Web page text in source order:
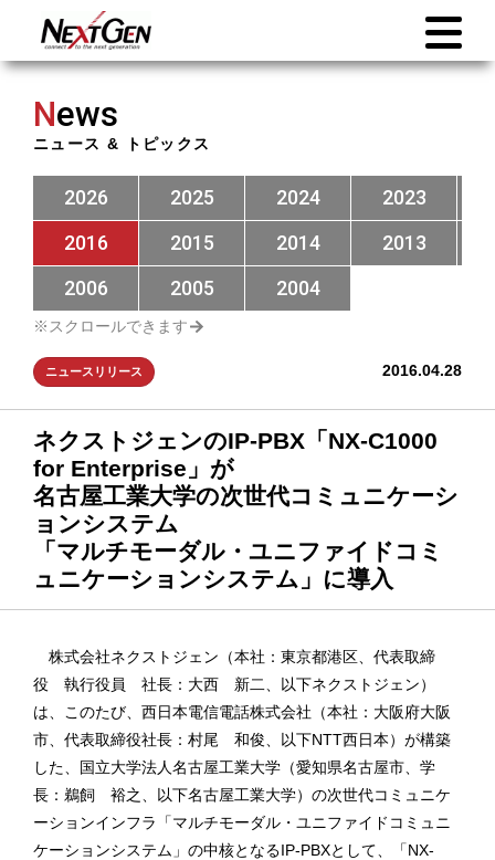
News
ニュース & トピックス
2026 2025 2024 2023
2016
2015 2014 2013
2006
2005 2004
ニュースリリース 2016.04.28
ネクストジェンのIP-PBX「NX-C1000
for Enterprise」が
名古屋工業大学の次世代コミュニケーシ
ョンシステム
「マルチモーダル・ユニファイドコミ
ュニケーションシステム」に導入
株式会社ネクストジェン（本社：東京都港区、代表取締
役 執行役員 社長：大西 新二、以下ネクストジェン）
は、このたび、西日本電信電話株式会社（本社：大阪府大阪
市、代表取締役社長：村尾 和俊、以下NTT西日本）が構築
した、国立大学法人名古屋工業大学（愛知県名古屋市、学
長：鵜飼 裕之、以下名古屋工業大学）の次世代コミュニケ
ーションインフラ「マルチモーダル・ユニファイドコミュニ
ケーションシステム」の中核となるIP-PBXとして、「NX-